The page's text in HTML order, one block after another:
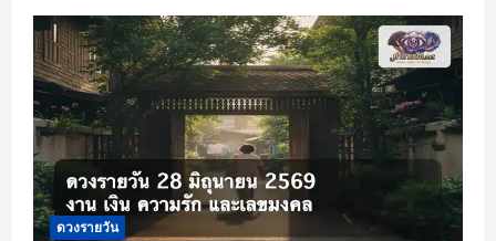
ดวงรายวัน